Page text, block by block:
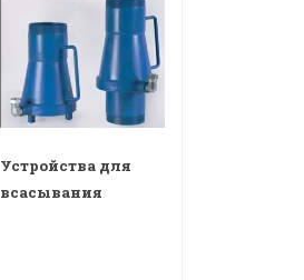
Устройства для
всасывания